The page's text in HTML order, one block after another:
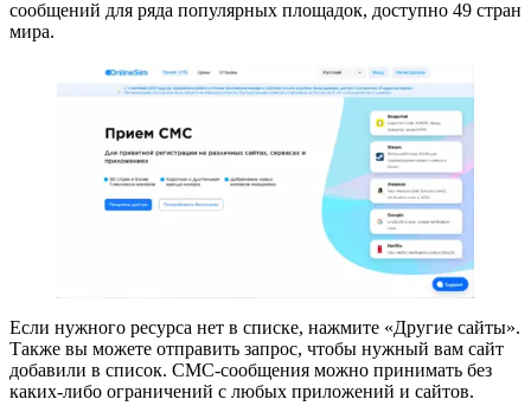
сообщений для ряда популярных площадок, доступно 49 стран
мира.
Если нужного ресурса нет в списке, нажмите «Другие сайты».
Также вы можете отправить запрос, чтобы нужный вам сайт
добавили в список. СМС-сообщения можно принимать без
каких-либо ограничений с любых приложений и сайтов.